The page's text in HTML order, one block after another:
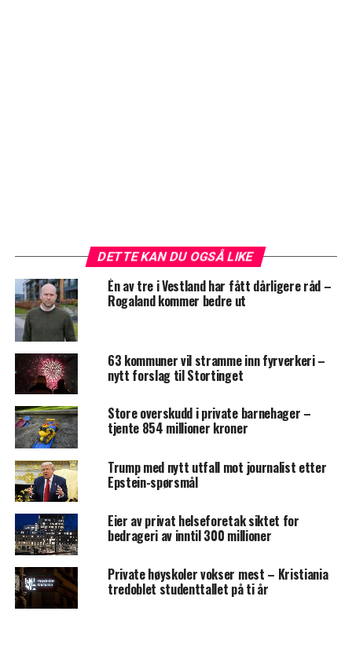
DETTE KAN DU OGSÅ LIKE
Én av tre i Vestland har fått dårligere råd –
Rogaland kommer bedre ut
63 kommuner vil stramme inn fyrverkeri –
nytt forslag til Stortinget
Store overskudd i private barnehager –
tjente 854 millioner kroner
Trump med nytt utfall mot journalist etter
Epstein-spørsmål
Eier av privat helseforetak siktet for
bedrageri av inntil 300 millioner
Private høyskoler vokser mest – Kristiania
tredoblet studenttallet på ti år